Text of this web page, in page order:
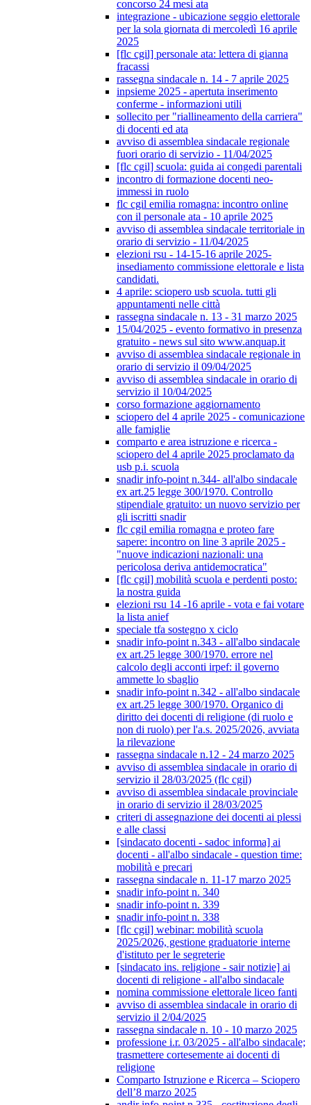
concorso 24 mesi ata
integrazione - ubicazione seggio elettorale
per la sola giornata di mercoledì 16 aprile
2025
[flc cgil] personale ata: lettera di gianna
fracassi
rassegna sindacale n. 14 - 7 aprile 2025
inpsieme 2025 - apertuta inserimento
conferme - informazioni utili
sollecito per "riallineamento della carriera"
di docenti ed ata
avviso di assemblea sindacale regionale
fuori orario di servizio - 11/04/2025
[flc cgil] scuola: guida ai congedi parentali
incontro di formazione docenti neo-
immessi in ruolo
flc cgil emilia romagna: incontro online
con il personale ata - 10 aprile 2025
avviso di assemblea sindacale territoriale in
orario di servizio - 11/04/2025
elezioni rsu - 14-15-16 aprile 2025-
insediamento commissione elettorale e lista
candidati.
4 aprile: sciopero usb scuola. tutti gli
appuntamenti nelle città
rassegna sindacale n. 13 - 31 marzo 2025
15/04/2025 - evento formativo in presenza
gratuito - news sul sito www.anquap.it
avviso di assemblea sindacale regionale in
orario di servizio il 09/04/2025
avviso di assemblea sindacale in orario di
servizio il 10/04/2025
corso formazione aggiornamento
sciopero del 4 aprile 2025 - comunicazione
alle famiglie
comparto e area istruzione e ricerca -
sciopero del 4 aprile 2025 proclamato da
usb p.i. scuola
snadir info-point n.344- all'albo sindacale
ex art.25 legge 300/1970. Controllo
stipendiale gratuito: un nuovo servizio per
gli iscritti snadir
flc cgil emilia romagna e proteo fare
sapere: incontro on line 3 aprile 2025 -
"nuove indicazioni nazionali: una
pericolosa deriva antidemocratica"
[flc cgil] mobilità scuola e perdenti posto:
la nostra guida
elezioni rsu 14 -16 aprile - vota e fai votare
la lista anief
speciale tfa sostegno x ciclo
snadir info-point n.343 - all'albo sindacale
ex art.25 legge 300/1970. errore nel
calcolo degli acconti irpef: il governo
ammette lo sbaglio
snadir info-point n.342 - all'albo sindacale
ex art.25 legge 300/1970. Organico di
diritto dei docenti di religione (di ruolo e
non di ruolo) per l'a.s. 2025/2026, avviata
la rilevazione
rassegna sindacale n.12 - 24 marzo 2025
avviso di assemblea sindacale in orario di
servizio il 28/03/2025 (flc cgil)
avviso di assemblea sindacale provinciale
in orario di servizio il 28/03/2025
criteri di assegnazione dei docenti ai plessi
e alle classi
[sindacato docenti - sadoc informa] ai
docenti - all'albo sindacale - question time:
mobilità e precari
rassegna sindacale n. 11-17 marzo 2025
snadir info-point n. 340
snadir info-point n. 339
snadir info-point n. 338
[flc cgil] webinar: mobilità scuola
2025/2026, gestione graduatorie interne
d'istituto per le segreterie
[sindacato ins. religione - sair notizie] ai
docenti di religione - all'albo sindacale
nomina commissione elettorale liceo fanti
avviso di assemblea sindacale in orario di
servizio il 2/04/2025
rassegna sindacale n. 10 - 10 marzo 2025
professione i.r. 03/2025 - all'albo sindacale;
trasmettere cortesemente ai docenti di
religione
Comparto Istruzione e Ricerca – Sciopero
dell’8 marzo 2025